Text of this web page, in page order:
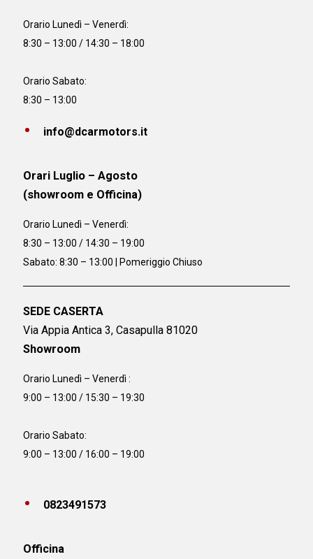
Orario Lunedì – Venerdì:
8:30 – 13:00 / 14:30 – 18:00
Orario Sabato:
8:30 – 13:00
info@dcarmotors.it
Orari Luglio – Agosto
(showroom e Officina)
Orario Lunedì – Venerdì:
8:30 – 13:00 / 14:30 – 19:00
Sabato: 8:30 – 13:00 | Pomeriggio Chiuso
SEDE CASERTA
Via Appia Antica 3, Casapulla 81020
Showroom
Orario Lunedì – Venerdì :
9:00 – 13:00 / 15:30 – 19:30
Orario Sabato:
9:00 – 13:00 / 16:00 – 19:00
0823491573
Officina